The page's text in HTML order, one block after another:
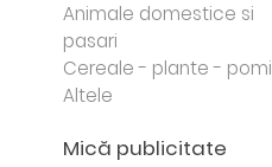
Animale domestice si
pasari
Cereale - plante - pomi
Altele
Mică publicitate